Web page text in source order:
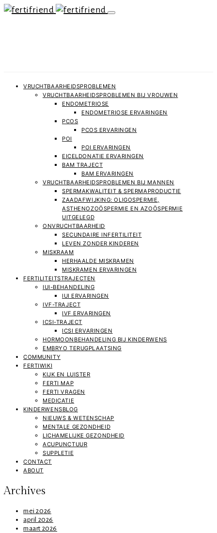
VRUCHTBAARHEIDSPROBLEMEN
VRUCHTBAARHEIDSPROBLEMEN BIJ VROUWEN
ENDOMETRIOSE
ENDOMETRIOSE ERVARINGEN
PCOS
PCOS ERVARINGEN
POI
POI ERVARINGEN
EICELDONATIE ERVARINGEN
BAM TRAJECT
BAM ERVARINGEN
VRUCHTBAARHEIDSPROBLEMEN BIJ MANNEN
SPERMAKWALITEIT & SPERMAPRODUCTIE
ZAADAFWIJKING: OLIGOSPERMIE,
ASTHENOZOÖSPERMIE EN AZOÖSPERMIE
UITGELEGD
ONVRUCHTBAARHEID
SECUNDAIRE INFERTILITEIT
LEVEN ZONDER KINDEREN
MISKRAAM
HERHAALDE MISKRAMEN
MISKRAMEN ERVARINGEN
FERTILITEITSTRAJECTEN
IUI-BEHANDELING
IUI ERVARINGEN
IVF-TRAJECT
IVF ERVARINGEN
ICSI-TRAJECT
ICSI ERVARINGEN
HORMOONBEHANDELING BIJ KINDERWENS
EMBRYO TERUGPLAATSING
COMMUNITY
FERTIWIKI
KIJK EN LUISTER
FERTI MAP
FERTI VRAGEN
MEDICATIE
KINDERWENSBLOG
NIEUWS & WETENSCHAP
MENTALE GEZONDHEID
LICHAMELIJKE GEZONDHEID
ACUPUNCTUUR
SUPPLETIE
CONTACT
ABOUT
Archives
mei 2026
april 2026
maart 2026